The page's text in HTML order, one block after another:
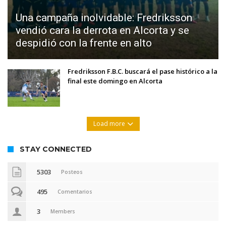
Una campaña inolvidable: Fredriksson
vendió cara la derrota en Alcorta y se
despidió con la frente en alto
Fredriksson F.B.C. buscará el pase histórico a la
final este domingo en Alcorta
Load more
STAY CONNECTED
5303 Posteos
495 Comentarios
3 Members